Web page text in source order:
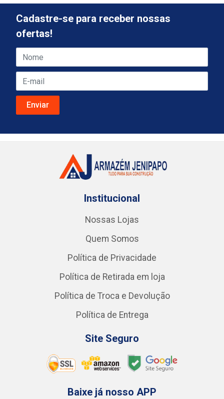
Cadastre-se para receber nossas
ofertas!
Institucional
Nossas Lojas
Quem Somos
Política de Privacidade
Política de Retirada em loja
Política de Troca e Devolução
Política de Entrega
Site Seguro
Baixe já nosso APP